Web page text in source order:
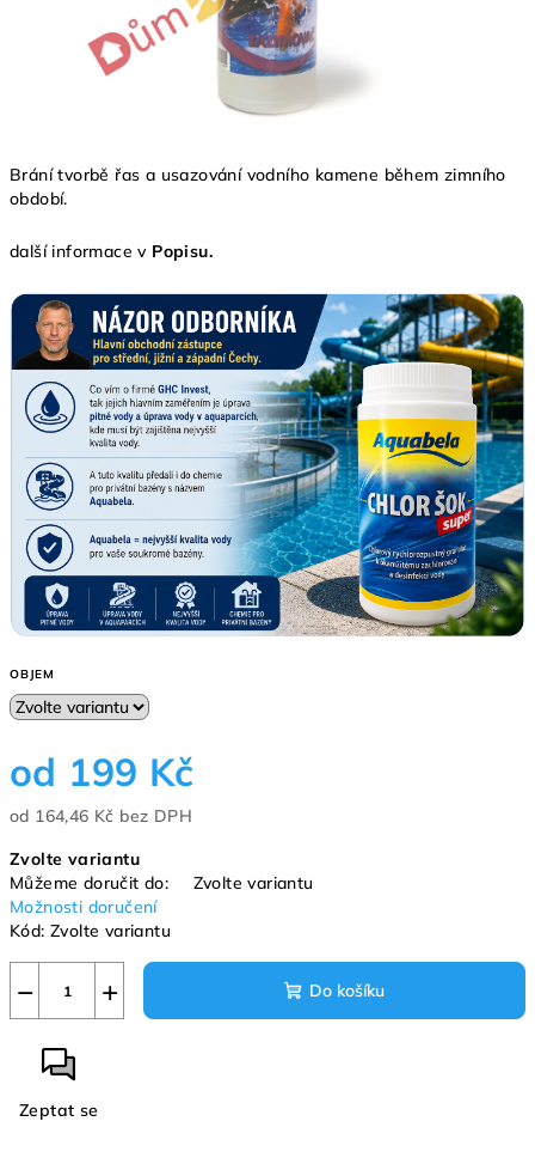
Brání tvorbě řas a usazování vodního kamene během zimního
období.
další informace v Popisu.
OBJEM
od 199 Kč
od 164,46 Kč bez DPH
cena:
Zvolte variantu
Můžeme doručit do:
Zvolte variantu
Možnosti doručení
Kód: Zvolte variantu
+
− Do košíku
Zeptat se